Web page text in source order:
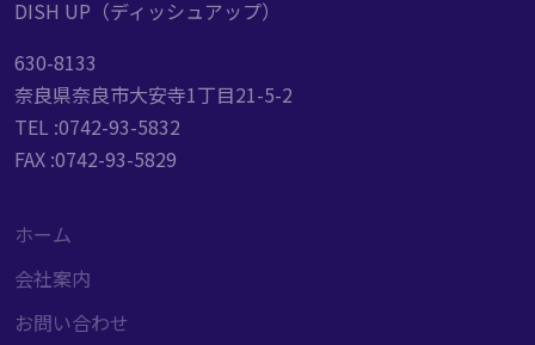
DISH UP（ディッシュアップ）
630-8133
奈良県奈良市大安寺1丁目21-5-2
TEL :0742-93-5832
FAX :0742-93-5829
ホーム
会社案内
お問い合わせ